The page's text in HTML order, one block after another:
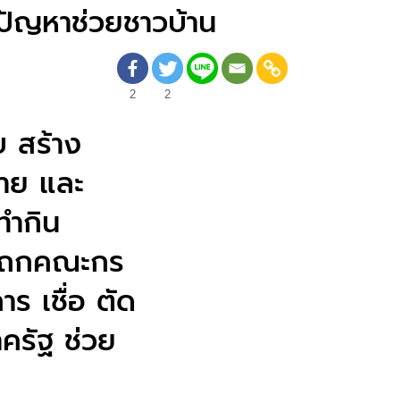
หาช่วยชาวบ้าน
2
2
สร้าง
และ
ำกิน
กคณะกร
ร เชื่อ ตัด
รัฐ ช่วย